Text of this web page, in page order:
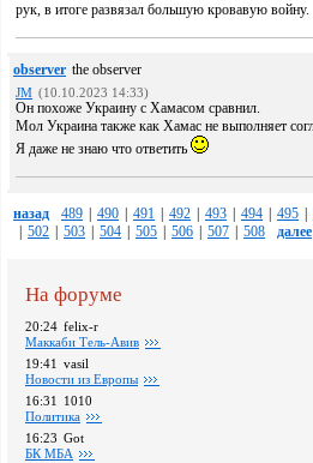
рук, в итоге развязал большую кровавую войну.
observer the observer
JM (10.10.2023 14:33)
Он похоже Украину с Хамасом сравнил.
Мол Украина также как Хамас не выполняет
Я даже не знаю что ответить
назад 489 490 491 492 493 494 495
502 503 504 505 506 507 508 далее
На форуме
20:24 felix-r
Маккаби Тель-Авив
19:41 vasil
Новости из Европы
16:31
1010
Политика
16:23 Got
БК МБА